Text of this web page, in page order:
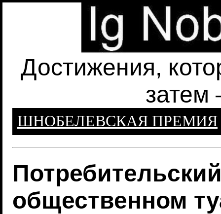
Достижения,
затем
ШНОБЕЛЕВСКАЯ ПРЕМИЯ
общественном